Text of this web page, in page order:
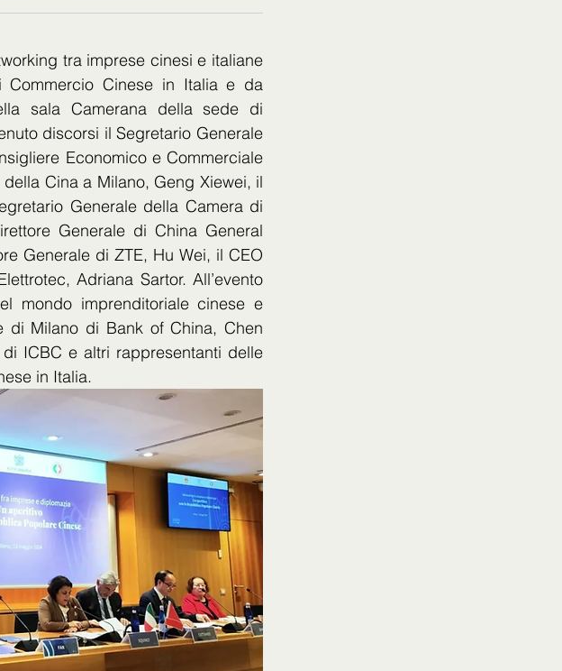
tra imprese cinesi e italiane
Commercio Cinese in Italia e da
sala Camerana della sede di
discorsi il Segretario Generale
Economico e Commerciale
Cina a Milano, Geng Xiewei, il
Generale della Camera di
Generale di China General
Generale di ZTE, Hu Wei, il CEO
Adriana Sartor. All’evento
mondo imprenditoriale cinese e
di Milano di Bank of China, Chen
ICBC e altri rappresentanti delle
in Italia.